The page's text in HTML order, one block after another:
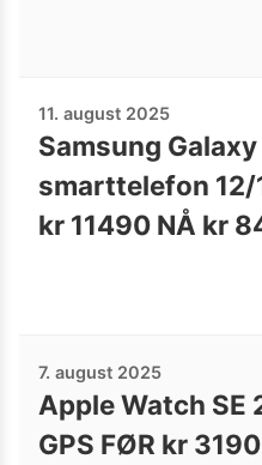
11. august 2025
Samsung Galaxy
smarttelefon 12/
kr 11490 NÅ kr
7. august 2025
Apple Watch SE
GPS FØR kr